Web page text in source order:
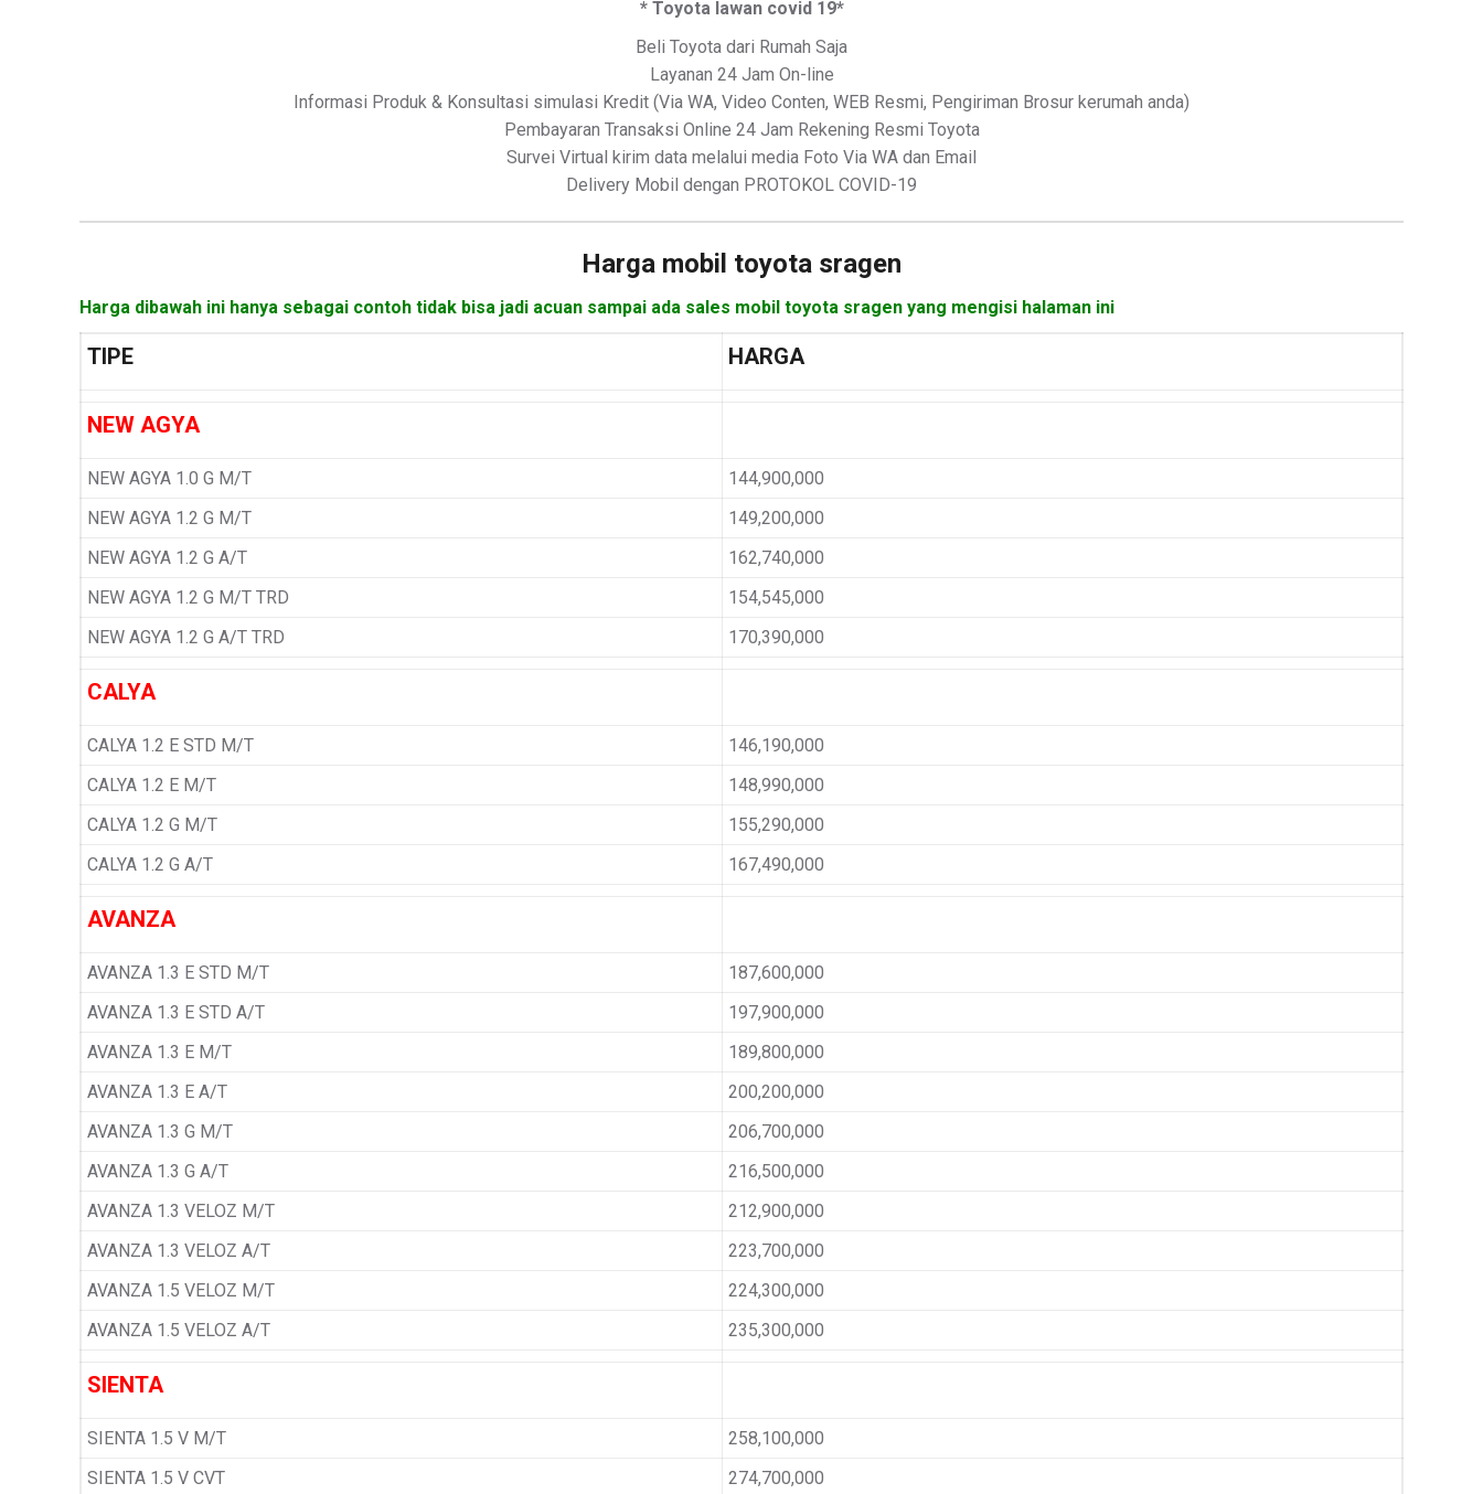
* Toyota lawan covid 19*
Beli Toyota dari Rumah Saja
Layanan 24 Jam On-line
Informasi Produk & Konsultasi simulasi Kredit (Via WA, Video Conten, WEB Resmi, Pengiriman Brosur kerumah anda)
Pembayaran Transaksi Online 24 Jam Rekening Resmi Toyota
Survei Virtual kirim data melalui media Foto Via WA dan Email
Delivery Mobil dengan PROTOKOL COVID-19
Harga mobil toyota sragen
Harga dibawah ini hanya sebagai contoh tidak bisa jadi acuan sampai ada sales mobil toyota sragen yang mengisi halaman ini
TIPE HARGA
NEW AGYA
NEW AGYA 1.0 G M/T
144,900,000
NEW AGYA 1.2 G M/T
149,200,000
NEW AGYA 1.2 G A/T
162,740,000
NEW AGYA 1.2 G M/T TRD
154,545,000
NEW AGYA 1.2 G A/T TRD
170,390,000
CALYA
CALYA 1.2 E STD M/T
146,190,000
CALYA 1.2 E M/T
148,990,000
CALYA 1.2 G M/T
155,290,000
CALYA 1.2 G A/T
167,490,000
AVANZA
AVANZA 1.3 E STD M/T
187,600,000
AVANZA 1.3 E STD A/T
197,900,000
AVANZA 1.3 E M/T
189,800,000
AVANZA 1.3 E A/T
200,200,000
AVANZA 1.3 G M/T
206,700,000
AVANZA 1.3 G A/T
216,500,000
AVANZA 1.3 VELOZ M/T
212,900,000
AVANZA 1.3 VELOZ A/T
223,700,000
AVANZA 1.5 VELOZ M/T
224,300,000
AVANZA 1.5 VELOZ A/T
235,300,000
SIENTA
SIENTA 1.5 V M/T
258,100,000
SIENTA 1.5 V CVT
274,700,000